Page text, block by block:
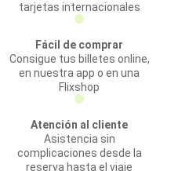
tarjetas internacionales
Fácil de comprar
Consigue tus billetes online,
en nuestra app o en una
Flixshop
Atención al cliente
Asistencia sin
complicaciones desde la
reserva hasta el viaje